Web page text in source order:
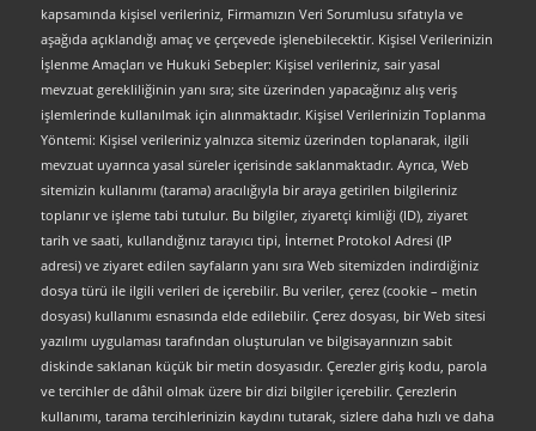
kapsamında kişisel verileriniz, Firmamızın Veri Sorumlusu sıfatıyla ve
aşağıda açıklandığı amaç ve çerçevede işlenebilecektir. Kişisel Verilerinizin
İşlenme Amaçları ve Hukuki Sebepler: Kişisel verileriniz, sair yasal
mevzuat gerekliliğinin yanı sıra; site üzerinden yapacağınız alış veriş
işlemlerinde kullanılmak için alınmaktadır. Kişisel Verilerinizin Toplanma
Yöntemi: Kişisel verileriniz yalnızca sitemiz üzerinden toplanarak, ilgili
mevzuat uyarınca yasal süreler içerisinde saklanmaktadır. Ayrıca, Web
sitemizin kullanımı (tarama) aracılığıyla bir araya getirilen bilgileriniz
toplanır ve işleme tabi tutulur. Bu bilgiler, ziyaretçi kimliği (ID), ziyaret
tarih ve saati, kullandığınız tarayıcı tipi, İnternet Protokol Adresi (IP
adresi) ve ziyaret edilen sayfaların yanı sıra Web sitemizden indirdiğiniz
dosya türü ile ilgili verileri de içerebilir. Bu veriler, çerez (cookie – metin
dosyası) kullanımı esnasında elde edilebilir. Çerez dosyası, bir Web sitesi
yazılımı uygulaması tarafından oluşturulan ve bilgisayarınızın sabit
diskinde saklanan küçük bir metin dosyasıdır. Çerezler giriş kodu, parola
ve tercihler de dâhil olmak üzere bir dizi bilgiler içerebilir. Çerezlerin
kullanımı, tarama tercihlerinizin kaydını tutarak, sizlere daha hızlı ve daha